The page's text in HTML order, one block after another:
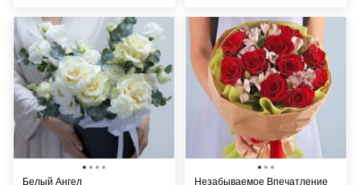
Белый Ангел Незабываемое Впечатление